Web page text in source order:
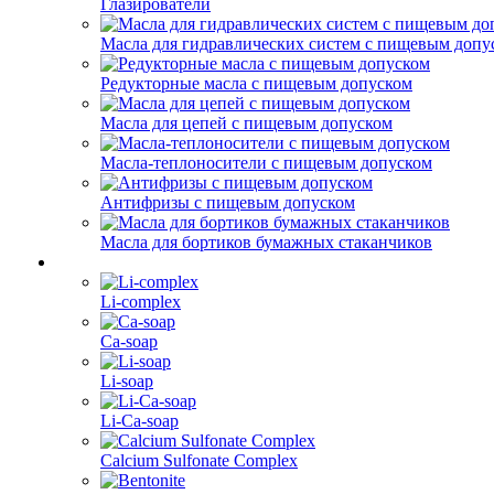
Глазирователи
Масла для гидравлических систем с пищевым
Редукторные масла с пищевым допуском
Масла для цепей с пищевым допуском
Масла-теплоносители с пищевым допуском
Антифризы с пищевым допуском
Масла для бортиков бумажных стаканчиков
Li-complex
Ca-soap
Li-soap
Li-Ca-soap
Calcium Sulfonate Complex